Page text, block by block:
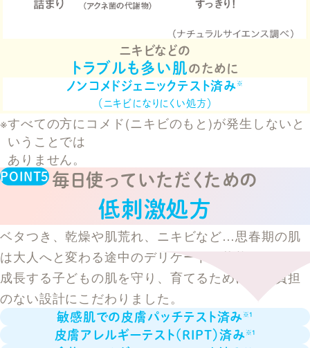
ニキビなどの
トラブルも多い肌のために
ノンコメドジェニックテスト済み ※
（ニキビになりにくい処方）
すべての方にコメド(ニキビのもと)が発生しないと
いうことでは
ありません。
毎日使っていただくための
低刺激処方
ベタつき、乾燥や肌荒れ、ニキビなど…思春期の肌
は大人へと変わる途中のデリケートな状態。
成長する子どもの肌を守り、育てるために肌に負担
のない設計にこだわりました。
敏感肌での皮膚パッチテスト済み ※1
皮膚アレルギーテスト（RIPT）済み ※1